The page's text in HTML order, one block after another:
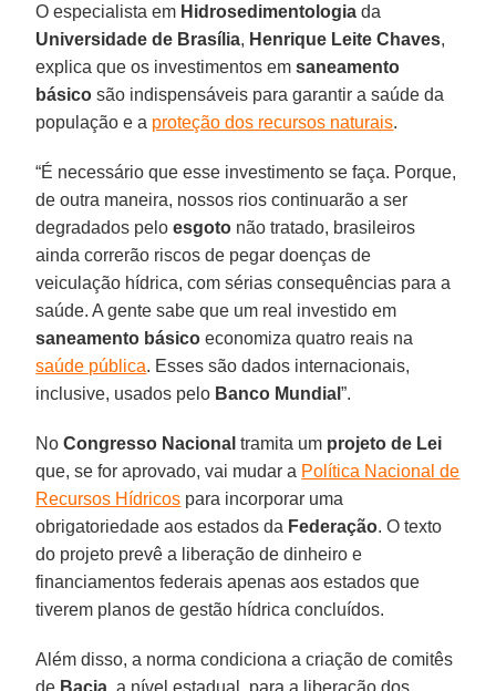
O especialista em Hidrosedimentologia da
Universidade de Brasília, Henrique Leite Chaves,
explica que os investimentos emsaneamento
básico são indispensáveis para garantir a saúde da
população e a proteção dos recursos naturais.
“É necessário que esse investimento se faça. Porque,
de outra maneira, nossos rios continuarão a ser
degradados peloesgoto não tratado, brasileiros
ainda correrão riscos de pegar doenças de
veiculação hídrica, com sérias consequências para a
saúde. A gente sabe que um real investido em
saneamento básico economiza quatro reais na
saúde pública. Esses são dados internacionais,
inclusive, usados pelo Banco Mundial”.
NoCongresso Nacional tramita um projeto de Lei
que, se for aprovado, vai mudar a Política Nacional de
Recursos Hídricos para incorporar uma
obrigatoriedade aos estados da Federação. O texto
do projeto prevê a liberação de dinheiro e
financiamentos federais apenas aos estados que
tiverem planos de gestão hídrica concluídos.
Além disso, a norma condiciona a criação de comitês
de Bacia , a nível estadual, para a liberação dos